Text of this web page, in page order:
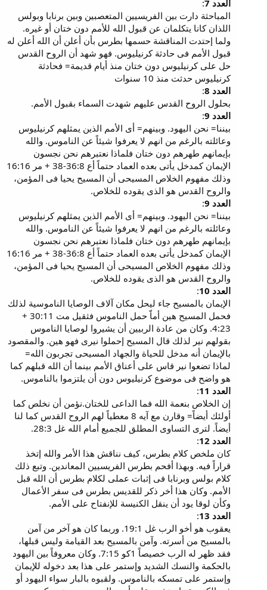
العدد 7
:
المباحثة دارت بين الفريسيين المتعصبين وبين برنابا وبولس
اللذان كانا يتكلمان عن قبول الله للأمم دون ختان أو غيره.
ولما إحتدت المناقشة حسمها بطرس بأن أعلن أن الله أعلن له
قبول الأمم فى حادثة كرنيليوس. فهو شهد أن الروح القدس
حل على كرنيليوس دون ختان منذ أيام قديمة= فحادثة
كرنيليوس حدثت منذ 10 سنوات
العدد 8
:
بحلول الروح القدس عليهم شهدت السماء بقبول الأمم.
العدد 9
:
بيننا= نحن اليهود. وبينهم= أى الأمم الذين يمثلهم كرنيليوس
وعائلته بالرغم من انهم لا يعرفوا شيئاً عن الناموس. والله
بإيمانهم طهرهم دون ختان فلماذا نعتبرهم نحن نجسون
الإيمان كمدخل يأتى بعده العماد حتماً أع 36:8-38 + مر 16:16
وذلك مفهوم الخلاص المسيحى أن المسيح يحيا فى المؤمن،
والروح القدس هو الذى يقوده للخلاص.
العدد 9
:
بيننا= نحن اليهود. وبينهم= أى الأمم الذين يمثلهم كرنيليوس
وعائلته بالرغم من انهم لا يعرفوا شيئاً عن الناموس. والله
بإيمانهم طهرهم دون ختان فلماذا نعتبرهم نحن نجسون
الإيمان كمدخل يأتى بعده العماد حتماً أع 36:8-38 + مر 16:16
وذلك مفهوم الخلاص المسيحى أن المسيح يحيا فى المؤمن،
والروح القدس هو الذى يقوده للخلاص.
العدد 10
:
الإيمان بالمسيح جاء ليحل مكان آلاف الوصايا الناموسية لذلك
فحمل المسيح هين أماّ حمل الناموس فثقيل مت 30:11 +
4:23. وكان من عادة الربيين أن يشيروا لوصايا الناموس
بقولهم نير لذلك قال المسيح إحملوا نيرى فهو هين. والمقصود
بالإيمان أنه مدخل للحياة والجهاد المسيحى تجربون الله=
لماذا تضعوا نير قاس على أعناق الأمم بينما أن الله قبلهم كما
هو واضح فى موضوع كرنيليوس دون أن يلتزموا بالناموس.
العدد 11
:
إن الخلاص بنعمة الله فما الداعى للختان.نؤمن أن نخلص كما
أولئك أيضاً= وقارن مع آيه 8 معطياً لهم الروح القدس كما لنا
أيضاً. لترى التساوى المطلق للجميع أمام الله غل 28:3.
العدد 12
:
كان ملخص كلام بطرس، كيف نناقش هذا الأمر والله إتخذ
قراراً فيه. وبهذا أفحم بطرس الفريسيين المعاندين. وتبع ذلك
كلام بولس وبرنابا فى إثبات عملى لكلام بطرس أن الله قبل
الأمم. وكان هذا أخر ذكر للقديس بطرس فى سفر الأعمال
وكأن لوقا يود أن ينقل الكنيسة للإنفتاح على الأمم.
العدد 13
:
يعقوب هو أخو الرب غل 19:1. وربما كان هو آخر من آمن
بالمسيح من أسرته. وآمن بالمسيح بعد القيامة وليس قبلها،
فقد ظهر له الرب خصيصاً 1كو 7:15. وكان معروفاً بين اليهود
بالحكمة والنسك الشديد وإستمر على هذا بعد دخوله للإيمان
وإستمر على تمسكه بالناموس. ولقبوه بالبار سواء اليهود أو